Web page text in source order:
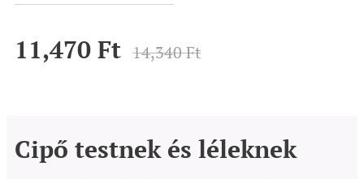
11,470 Ft 14,340Ft
Cipő testnek és léleknek